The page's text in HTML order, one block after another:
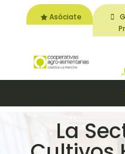
Asóciate
La